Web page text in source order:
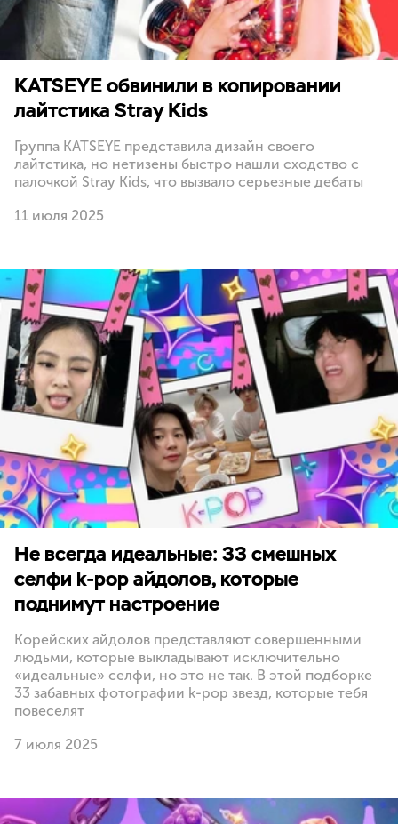
KATSEYE обвинили в копировании
лайтстика Stray Kids
Группа KATSEYE представила дизайн своего
лайтстика, но нетизены быстро нашли сходство с
палочкой Stray Kids, что вызвало серьезные дебаты
11 июля 2025
Не всегда идеальные: 33 смешных
селфи k-pop айдолов, которые
поднимут настроение
Корейских айдолов представляют совершенными
людьми, которые выкладывают исключительно
«идеальные» селфи, но это не так. В этой подборке
33 забавных фотографии k-pop звезд, которые тебя
повеселят
7 июля 2025